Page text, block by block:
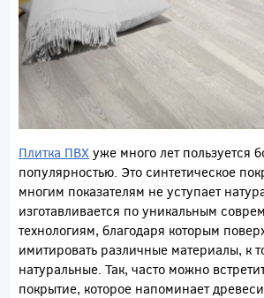
Плитка ПВХ уже много лет пользуется
популярностью. Это синтетическое
многим показателям не уступает
изготавливается по уникальным
технологиям, благодаря которым
имитировать различные материалы, к
натуральные. Так, часто можно
покрытие, которое напоминает